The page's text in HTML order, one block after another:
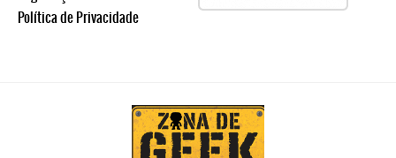
Política de Privacidade